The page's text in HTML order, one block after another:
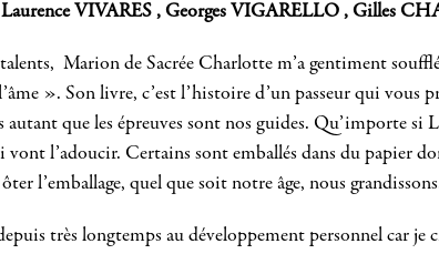
VIVARES , Georges VIGARELLO , Gilles
Marion de Sacrée Charlotte m’a gentiment
». Son livre, c’est l’histoire d’un passeur qui
autant que les épreuves sont nos guides. Qu’importe
vont l’adoucir. Certains sont emballés dans du papier
ôter l’emballage, quel que soit notre âge, nous
très longtemps au développement personnel car